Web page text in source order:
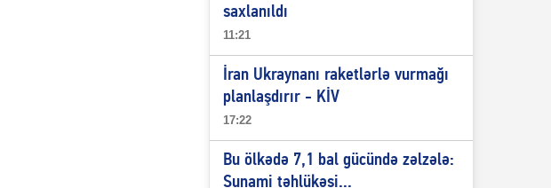
saxlanıldı
11:21
İran Ukraynanı raketlərlə vurmağı
planlaşdırır - KİV
17:22
Bu ölkədə 7,1 bal gücündə zəlzələ:
Sunami təhlükəsi...